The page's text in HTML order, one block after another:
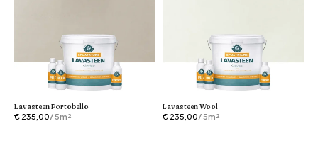
Lavasteen Portobello
€ 235,00/ 5m²
Lavasteen Wool
€ 235,00/ 5m²